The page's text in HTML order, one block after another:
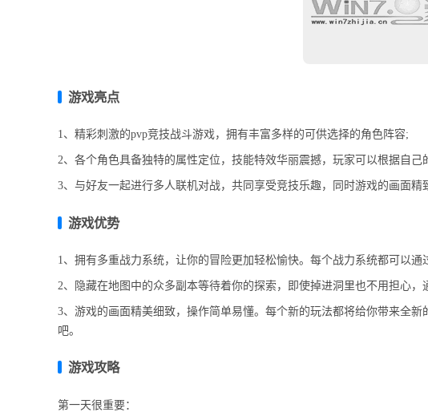
游戏亮点
1、精彩刺激的pvp竞技战斗游戏，拥有丰富多样的可供选择的角色阵容;
2、各个角色具备独特的属性定位，技能特效华丽震撼，玩家可以根据自己
3、与好友一起进行多人联机对战，共同享受竞技乐趣，同时游戏的画面精
游戏优势
1、拥有多重战力系统，让你的冒险更加轻松愉快。每个战力系统都可以
2、隐藏在地图中的众多副本等待着你的探索，即使掉进洞里也不用担心
3、游戏的画面精美细致，操作简单易懂。每个新的玩法都将给你带来全
吧。
游戏攻略
第一天很重要：